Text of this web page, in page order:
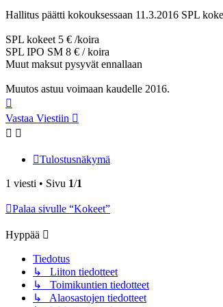
Hallitus päätti kokouksessaan 11.3.2016 SPL
SPL kokeet 5 € /koira
SPL IPO SM 8 € / koira
Muut maksut pysyvät ennallaan
Muutos astuu voimaan kaudelle 2016.
Vastaa Viestiin
Tulostusnäkymä
1 viesti • Sivu 1/1
Palaa sivulle “Kokeet”
Hyppää
Tiedotus
↳ Liiton tiedotteet
↳ Toimikuntien tiedotteet
↳ Alaosastojen tiedotteet